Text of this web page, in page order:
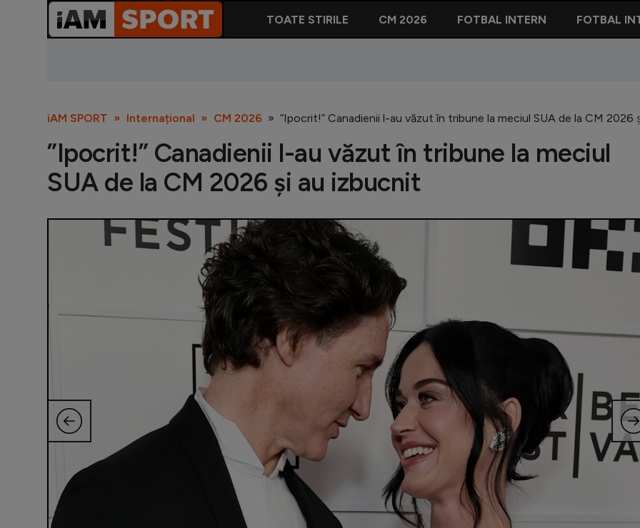
TOATE STIRILE CM 2026 FOTBAL INTERN FOTBAL
iAM SPORT Internațional CM 2026 ”Ipocrit!” Canadienii l-au văzut în tribune la meciul SUA de la CM 2026
”Ipocrit!” Canadienii l-au văzut în tribune la meciul
SUA de la CM 2026 și au izbucnit